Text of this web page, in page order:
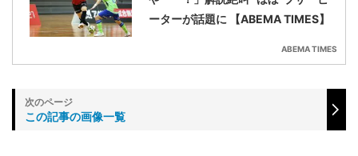
ーターが話題に 【ABEMA TIMES】
ABEMA TIMES
この記事の画像一覧